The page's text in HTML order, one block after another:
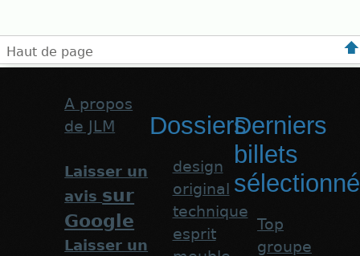
Haut de page
A propos
de JLM
Laisser un
avis sur
Google
Laisser un
Dossiers
design
original
technique
esprit
Derniers
billets
Top
groupe